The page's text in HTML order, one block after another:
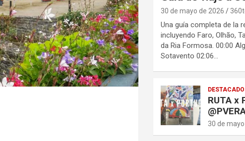
30 de mayo de 2026
Una guía completa de la
incluyendo Faro, Olhão,
da Ria Formosa. 00:00
Sotavento 02:06…
RUTA x
30 de